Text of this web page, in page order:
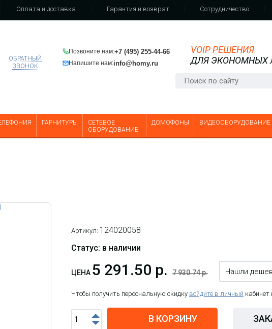
Оплата и доставка Гарантия и возврат Сотрудничество
Позвоните нам:+7 (495) 255-44-66
Напишите нам:info@homy.ru
ОБРАТНЫЙ
ЗВОНОК
VOIP РЕШЕНИЯ
ДЛЯ ЭКОНОМНЫХ
ГАРНИТУРЫ
СЕТЕВОЕ
ОБОРУДОВАНИЕ
ДОМОФОНЫ ВИДЕООБОРУДОВАНИЕ
Артикул: 124020058
Статус: в наличии
ЦЕНА 5 291.50 р. 7 930.74 р. Нашли
Чтобы получить персональную скидку войдите в личный
В КОРЗИНУ